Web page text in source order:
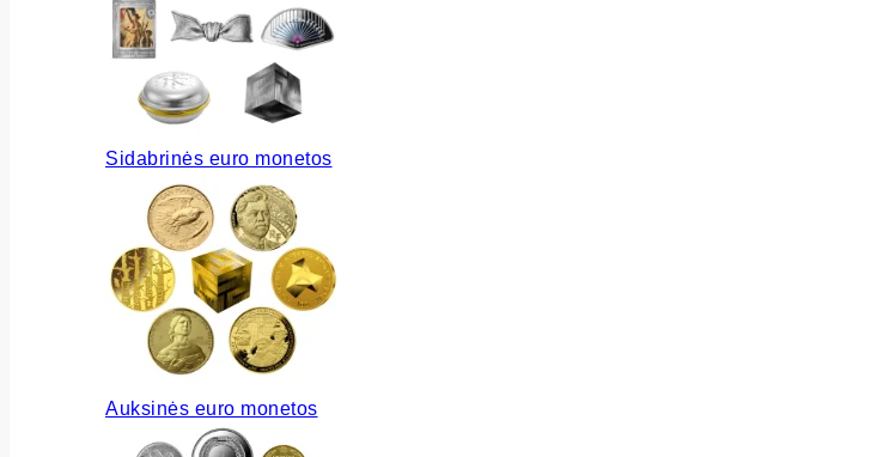
Sidabrinės euro monetos
Auksinės euro monetos